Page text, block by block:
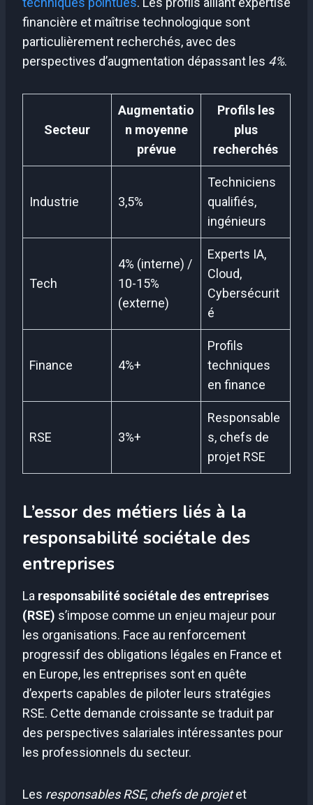
financière et maîtrise technologique sont
particulièrement recherchés, avec des
perspectives d’augmentation dépassant les 4%.
Secteur
Augmentatio
n moyenne
prévue
Profils les
plus
recherchés
Industrie 3,5%
Techniciens
qualifiés,
ingénieurs
Tech
4% (interne) /
10-15%
(externe)
Experts IA,
Cloud,
Cybersécurit
é
Finance 4%+
Profils
techniques
en finance
RSE 3%+
Responsable
s, chefs de
projet RSE
L’essor des métiers liés à la
responsabilité sociétale des
entreprises
La responsabilité sociétale des entreprises
(RSE) s’impose comme un enjeu majeur pour
les organisations. Face au renforcement
progressif des obligations légales en France et
en Europe, les entreprises sont en quête
d’experts capables de piloter leurs stratégies
RSE. Cette demande croissante se traduit par
des perspectives salariales intéressantes pour
les professionnels du secteur.
Les responsables RSE, chefs de projetet